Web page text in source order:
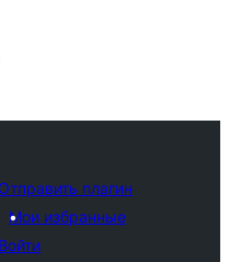
Отправить плагин
Мои избранные
Войти